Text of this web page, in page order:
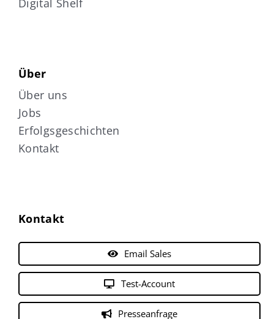
Digital Shelf
Über
Über uns
Jobs
Erfolgsgeschichten
Kontakt
Kontakt
Email Sales
Test-Account
Presseanfrage